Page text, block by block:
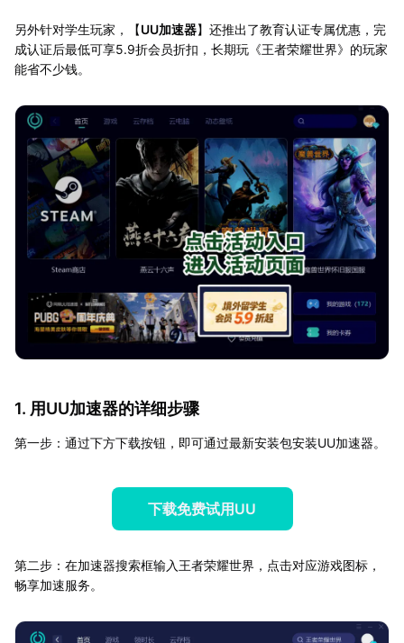
另外针对学生玩家，【UU加速器】还推出了教育认证专属优惠，完
成认证后最低可享5.9折会员折扣，长期玩《王者荣耀世界》的玩家
能省不少钱。
1. 用UU加速器的详细步骤
第一步：通过下方下载按钮，即可通过最新安装包安装UU加速器。
下载免费试用UU
第二步：在加速器搜索框输入王者荣耀世界，点击对应游戏图标，
畅享加速服务。